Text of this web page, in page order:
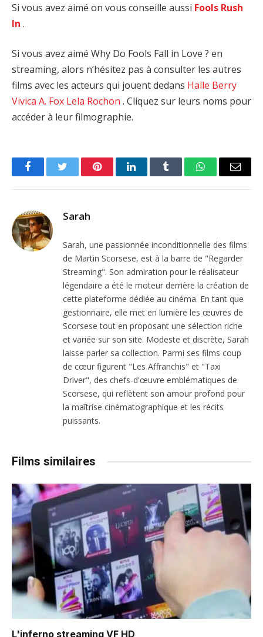
Si vous avez aimé on vous conseille aussi Fools Rush
In .
Si vous avez aimé Why Do Fools Fall in Love ? en
streaming, alors n’hésitez pas à consulter les autres
films avec les acteurs qui jouent dedans Halle Berry
Vivica A. Fox Lela Rochon . Cliquez sur leurs noms pour
accéder à leur filmographie.
FacebookTwitter PinterestLinkedInTumblr WhatsAppEmail
Sarah
Sarah, une passionnée inconditionnelle des films
de Martin Scorsese, est à la barre de "Regarder
Streaming". Son admiration pour le réalisateur
légendaire a été le moteur derrière la création de
cette plateforme dédiée au cinéma. En tant que
gestionnaire, elle met en lumière les œuvres de
Scorsese tout en proposant une sélection riche
et variée sur son site. Modeste et discrète, Sarah
laisse parler sa collection. Parmi ses films coup
de cœur figurent "Les Affranchis" et "Taxi
Driver", des chefs-d'œuvre emblématiques de
Scorsese, qui reflètent son amour profond pour
la maîtrise cinématographique et les récits
puissants.
Films similaires
L'inferno streaming VF HD